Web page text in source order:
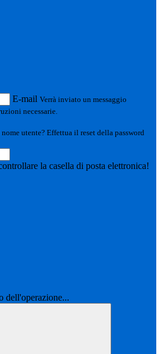
E-mail Verrà inviato un messaggio
necessarie.
utente? Effettua il reset della password
la casella di posta elettronica!
dell'operazione...